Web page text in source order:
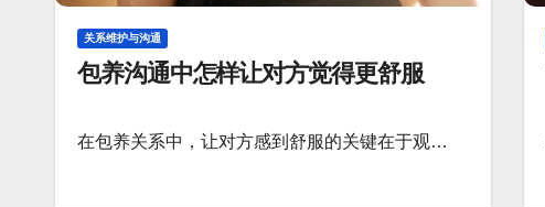
关系维护与沟通
包养沟通中怎样让对方觉得更舒服
在包养关系中，让对方感到舒服的关键在于观…